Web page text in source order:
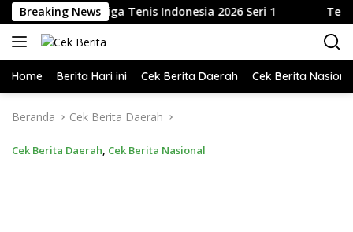
Langsung
ke
konten
Breaking News
M.Si. Buka Liga Tenis Indonesia 2026 Seri 1
Home Berita Hari ini Cek Berita Daerah Cek Berita
Beranda Cek Berita Daerah
Cek Berita Daerah, Cek Berita Nasional